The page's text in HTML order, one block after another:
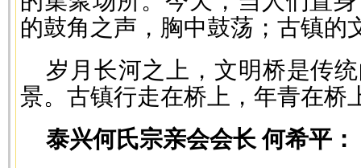
的鼓角之声，胸中鼓荡；古镇的
岁月长河之上，文明桥是传
景。古镇行走在桥上，年青在桥
泰兴何氏宗亲会会长 何希平：